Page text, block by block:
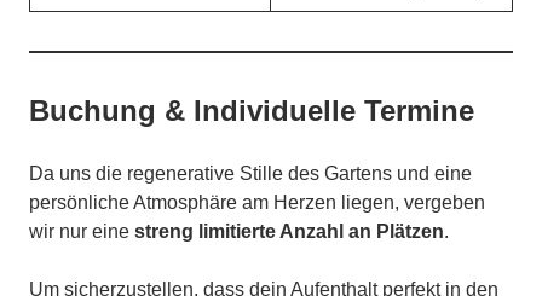
Buchung & Individuelle Termine
Da uns die regenerative Stille des Gartens und eine
persönliche Atmosphäre am Herzen liegen, vergeben
wir nur eine streng limitierte Anzahl an Plätzen.
Um sicherzustellen, dass dein Aufenthalt perfekt in den